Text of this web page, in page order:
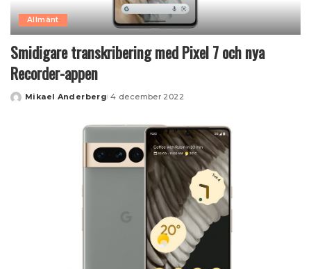
Allmänt
Smidigare transkribering med Pixel 7 och nya
Recorder-appen
Posted
Mikael Anderberg 4 december 2022